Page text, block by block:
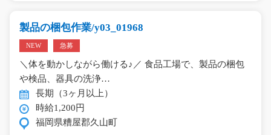
製品の梱包作業/y03_01968
NEW 急募
＼体を動かしながら働ける♪／ 食品工場で、製品の梱包
や検品、器具の洗浄…
長期（3ヶ月以上）
時給1,200円
福岡県糟屋郡久山町